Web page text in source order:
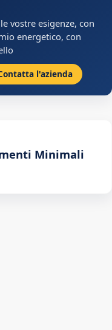
vostre esigenze, con
energetico, con
l'azienda
Minimali